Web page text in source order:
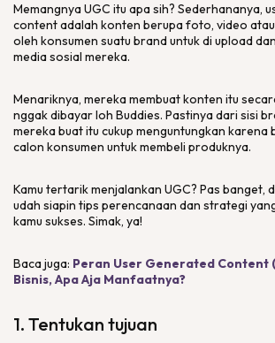
Memangnya UGC itu apa sih? Sederhananya,
contentadalah konten berupa foto, video
oleh konsumen suatu branduntuk di upload
media sosial mereka.
Menariknya, mereka membuat konten itu
nggak dibayar loh Buddies. Pastinya dari sisi
mereka buat itu cukup menguntungkan karena
calon konsumen untuk membeli produknya.
Kamu tertarik menjalankan UGC? Pas banget,
udah siapin tips perencanaan dan strategi
kamu sukses. Simak, ya!
Baca juga: Peran User Generated Content
Bisnis, Apa Aja Manfaatnya?
1. Tentukan tujuan